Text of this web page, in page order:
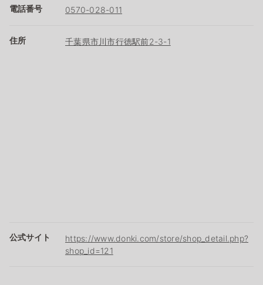
電話番号 0570-028-011
住所 千葉県市川市行徳駅前2-3-1
公式サイト
https://www.donki.com/store/shop_detail.php?
shop_id=121